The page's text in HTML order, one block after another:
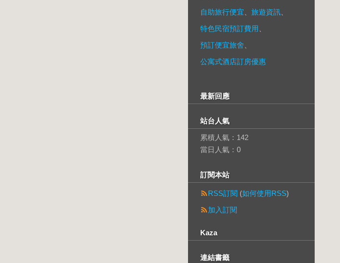
自助旅行便宜
旅遊資訊
特色民宿預訂費用
預訂便宜旅舍
公寓式酒店訂房優惠
最新回應
站台人氣
累積人氣： 142
當日人氣： 0
訂閱本站
RSS訂閱 (如何使用RSS)
加入訂閱
Kaza
連結書籤